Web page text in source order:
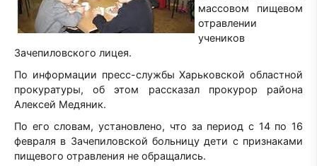
массовом пищевом
отравлении
учеников
Зачепиловского лицея.
По информации пресс-службы Харьковской областной
прокуратуры, об этом рассказал прокурор района
Алексей Медяник.
По его словам, установлено, что за период с 14 по 16
февраля в Зачепиловской больницу дети с признаками
пищевого отравления не обращались.